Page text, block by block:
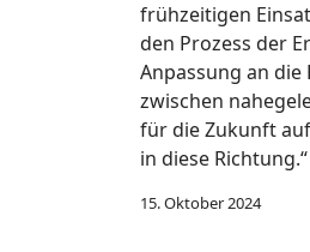
frühzeitigen
den Prozess der
Anpassung an
zwischen
für die Zukunft
in diese
15. Oktober 2024